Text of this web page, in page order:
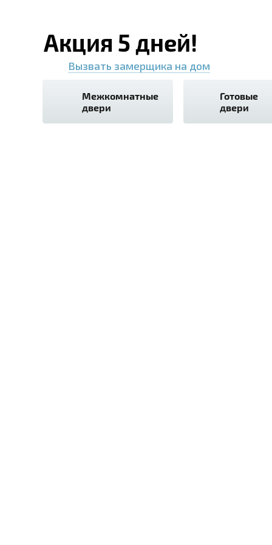
Акция 5 дней!
Вызвать замерщика на дом
Межкомнатные
двери
Готовые
двери